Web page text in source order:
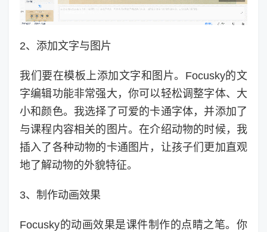
2、添加文字与图片
我们要在模板上添加文字和图片。Focusky的文
字编辑功能非常强大，你可以轻松调整字体、大
小和颜色。我选择了可爱的卡通字体，并添加了
与课程内容相关的图片。在介绍动物的时候，我
插入了各种动物的卡通图片，让孩子们更加直观
地了解动物的外貌特征。
3、制作动画效果
Focusky的动画效果是课件制作的点睛之笔。你